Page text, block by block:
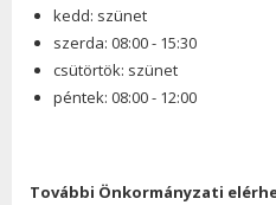
kedd: szünet
szerda: 08:00 - 15:30
csütörtök: szünet
péntek: 08:00 - 12:00
További Önkormányzati